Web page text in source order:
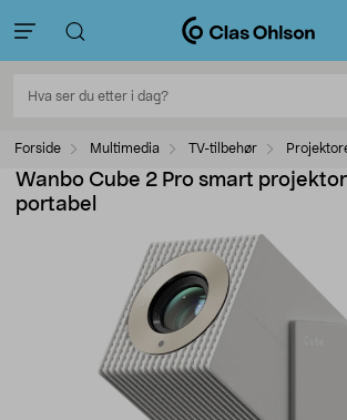
Forside Multimedia TV-tilbehør
Wanbo Cube 2 Pro smart projektor
portabel